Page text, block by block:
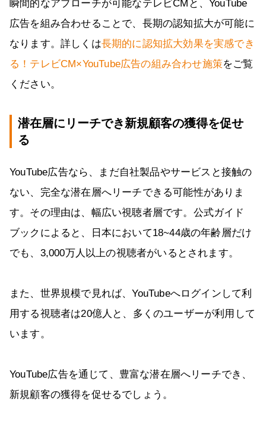
瞬間的なアプローチが可能なテレビCMと、YouTube
広告を組み合わせることで、長期の認知拡大が可能に
なります。詳しくは長期的に認知拡大効果を実感でき
る！テレビCM×YouTube広告の組み合わせ施策をご覧
ください。
潜在層にリーチでき新規顧客の獲得を促せ
る
YouTube広告なら、まだ自社製品やサービスと接触の
ない、完全な潜在層へリーチできる可能性がありま
す。その理由は、幅広い視聴者層です。公式ガイド
ブックによると、日本において18~44歳の年齢層だけ
でも、3,000万人以上の視聴者がいるとされます。
また、世界規模で見れば、YouTubeへログインして利
用する視聴者は20億人と、多くのユーザーが利用して
います。
YouTube広告を通じて、豊富な潜在層へリーチでき、
新規顧客の獲得を促せるでしょう。